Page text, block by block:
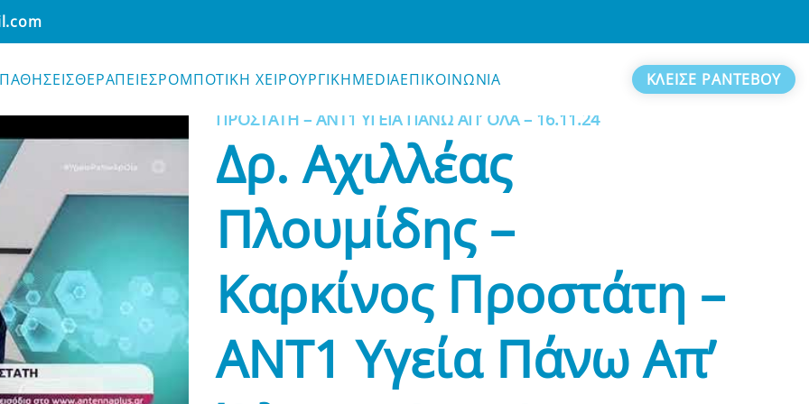
ΠΑΘΗΣΕΙΣΘΕΡΑΠΕΙΕΣΡΟΜΠΟΤΙΚΗ ΧΕΙΡΟΥΡΓΙΚΗMEDIAΕΠΙΚΟΙΝΩΝΙΑ ΚΛΕΙΣΕ ΡΑΝΤΕΒΟΥ
ΔΡ. ΑΧΙΛΛΕΑΣ ΠΛΟΥΜΙΔΗΣ – ΚΑΡΚΙΝΟΣ
ΠΡΟΣΤΑΤΗ – ΑΝΤ1 ΥΓΕΙΑ ΠΑΝΩ ΑΠ’ ΟΛΑ – 16.11.24
Δρ. Αχιλλέας
Πλουμίδης –
Καρκίνος Προστάτη –
ΑΝΤ1 Υγεία Πάνω Απ’